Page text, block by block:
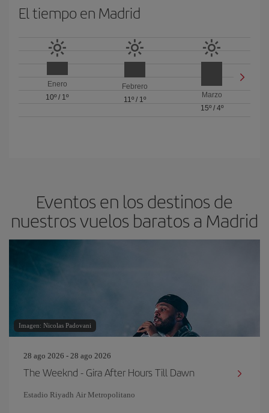
El tiempo en Madrid
Enero
10º / 1º
Febrero
11º/ 1º
Marzo
15º/ 4º
Eventos en los destinos de
nuestros vuelos baratos a Madrid
Imagen: Nicolas Padovani
28 ago 2026 - 28 ago 2026
The Weeknd - Gira After Hours Till Dawn
Estadio Riyadh Air Metropolitano